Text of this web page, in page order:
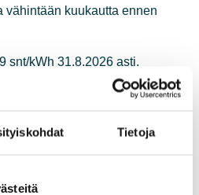
Tietoja
kuukautta ennen
snt/kWh 31.8.2026 asti.
hinta on 13,90 snt/kWh ja
Sopimuksen hinnoittelu on